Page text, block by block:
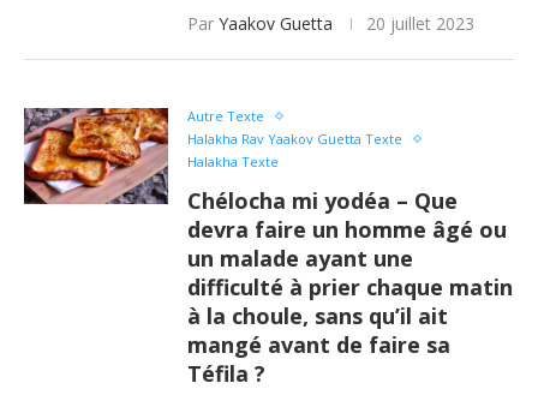
Par Yaakov Guetta 20 juillet 2023
Autre Texte
Halakha Rav Yaakov Guetta Texte
Halakha Texte
Chélocha mi yodéa – Que
devra faire un homme âgé ou
un malade ayant une
difficulté à prier chaque matin
à la choule, sans qu’il ait
mangé avant de faire sa
Téfila ?